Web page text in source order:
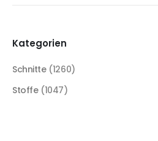
Kategorien
Schnitte (1260)
Stoffe (1047)